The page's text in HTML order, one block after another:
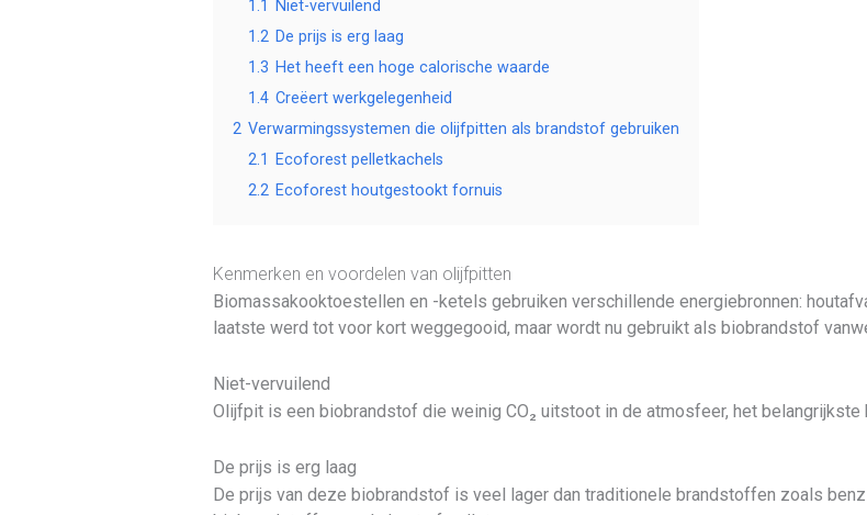
1.1 Niet-vervuilend
1.2 De prijs is erg laag
1.3 Het heeft een hoge calorische waarde
1.4 Creëert werkgelegenheid
2 Verwarmingssystemen die olijfpitten als brandstof gebruiken
2.1 Ecoforest pelletkachels
2.2 Ecoforest houtgestookt fornuis
Kenmerken en voordelen van olijfpitten
Biomassakooktoestellen en -ketels gebruiken verschillende energiebronnen:
laatste werd tot voor kort weggegooid, maar wordt nu gebruikt als biobrandstof
Niet-vervuilend
Olijfpit is een biobrandstof die weinig CO₂ uitstoot in de atmosfeer, het belangrijkste
De prijs is erg laag
De prijs van deze biobrandstof is veel lager dan traditionele brandstoffen zoals